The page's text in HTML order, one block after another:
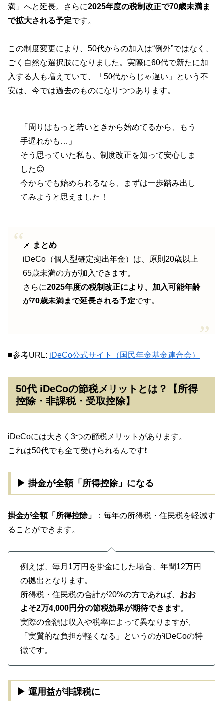
満」へと延長。さらに2025年度の税制改正で70歳未満ま
で拡大される予定です。
この制度変更により、50代からの加入は“例外”ではなく、
ごく自然な選択肢になりました。実際に60代で新たに加
入する人も増えていて、「50代からじゃ遅い」という不
安は、今では過去のものになりつつあります。
「周りはもっと若いときから始めてるから、もう
手遅れかも…」
そう思っていた私も、制度改正を知って安心しま
した😊
今からでも始められるなら、まずは一歩踏み出し
てみようと思えました！
📌 まとめ
iDeCo（個人型確定拠出年金）は、原則20歳以上
65歳未満の方が加入できます。
さらに2025年度の税制改正により、加入可能年齢
が70歳未満まで延長される予定です。
■参考URL: iDeCo公式サイト（国民年金基金連合会）
50代 iDeCoの節税メリットとは？【所得
控除・非課税・受取控除】
iDeCoには大きく3つの節税メリットがあります。
これは50代でも全て受けられるんです❗️
▶ 掛金が全額「所得控除」になる
掛金が全額「所得控除」
：毎年の所得税・住民税を軽減す
ることができます。
例えば、毎月1万円を掛金にした場合、年間12万円
の拠出となります。
所得税・住民税の合計が20%の方であれば、 おお
よそ2万4,000円分の節税効果が期待できます。
実際の金額は収入や税率によって異なりますが、
「実質的な負担が軽くなる」というのがiDeCoの特
徴です。
▶ 運用益が非課税に